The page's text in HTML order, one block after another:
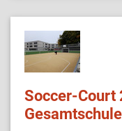
Soccer-Court
Gesamtschule